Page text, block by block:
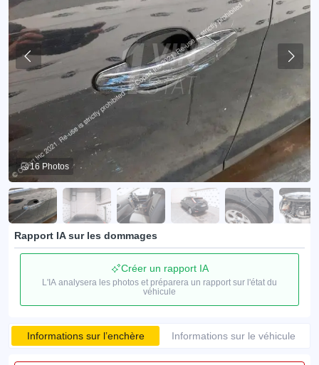
16 Photos
Rapport IA sur les dommages
Créer un rapport IA
L'IA analysera les photos et préparera un rapport sur l'état du
véhicule
Informations sur l’enchère Informations sur le véhicule